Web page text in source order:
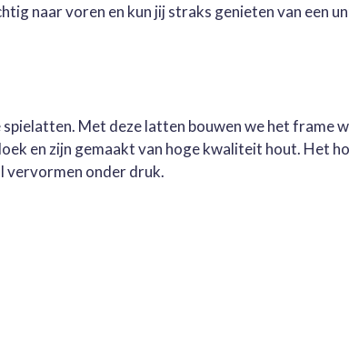
naar voren en kun jij straks genieten van een
Met deze latten bouwen we het frame
en zijn gemaakt van hoge kwaliteit hout. Het
vervormen onder druk.